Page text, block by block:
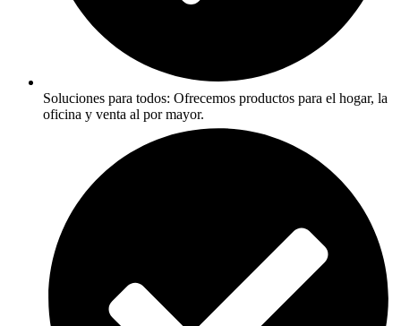
Soluciones para todos: Ofrecemos productos para el hogar, la
oficina y venta al por mayor.